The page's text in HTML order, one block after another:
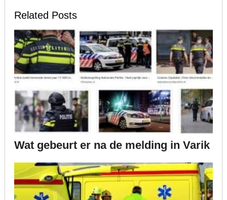
Related Posts
Wat gebeurt er na de melding in Varik